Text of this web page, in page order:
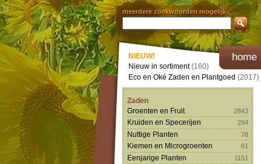
meerdere zoekwoorden mogelijk
home
NIEUW!
Nieuw in sortiment(160)
Eco en Oké Zaden en Plantgoed (2017)
Zaden
Groenten en Fruit
2843
Kruiden en Specerijen 294
Nuttige Planten 78
Kiemen en Microgroenten 61
Eenjarige Planten 1151